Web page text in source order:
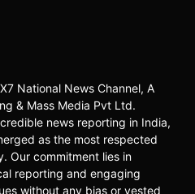
National News Channel, A
& Mass Media Pvt Ltd.
news reporting in India,
as the most respected
Our commitment lies in
reporting and engaging
without any bias or vested